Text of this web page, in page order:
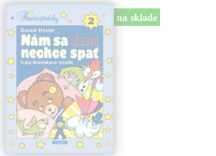
na sklade